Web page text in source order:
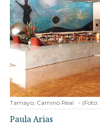
Tamayo, Camino Real - (Foto:
Paula Arias